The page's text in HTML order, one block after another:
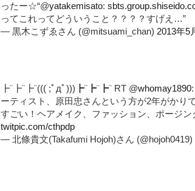
ったー☆“@yatakemisato:
ってこれってどういうこと？？？？すげえ…”
— 黒木こずゑさん (@mitsuami_chan) 2013年5
┣¨┣¨┣¨((( ;ﾟдﾟ)))┣¨┣¨┣¨ RT @whomay1890
ーティスト、原田忠さんという方が2年がかり
すごい！ヘアメイク、ファッション、ポージ
twitpic.com/cthpdp
— 北條貴文(Takafumi Hojoh)さん (@hojoh0419)